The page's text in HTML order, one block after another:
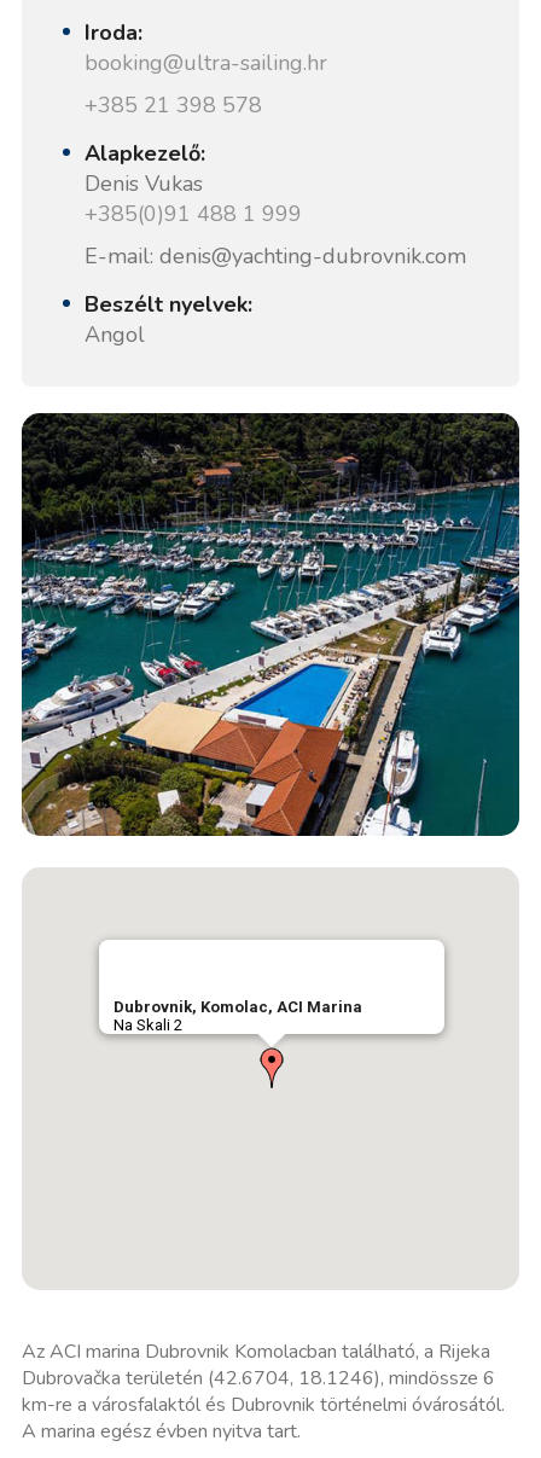
Iroda:
booking@ultra-sailing.hr
+385 21 398 578
Alapkezelő:
Denis Vukas
+385(0)91 488 1 999
E-mail: denis@yachting-dubrovnik.com
Beszélt nyelvek:
Angol
Dubrovnik, Komolac, ACI Marina
Na Skali 2
Az ACI marina Dubrovnik Komolacban található, a Rijeka
Dubrovačka területén (42.6704, 18.1246), mindössze 6
km-re a városfalaktól és Dubrovnik történelmi óvárosától.
A marina egész évben nyitva tart.